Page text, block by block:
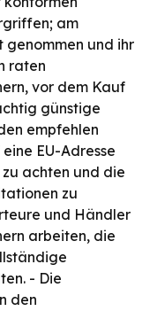
am
genommen und ihr
raten
vor dem Kauf
günstige
empfehlen
EU-Adresse
achten und die
zu
und Händler
arbeiten, die
- Die
den